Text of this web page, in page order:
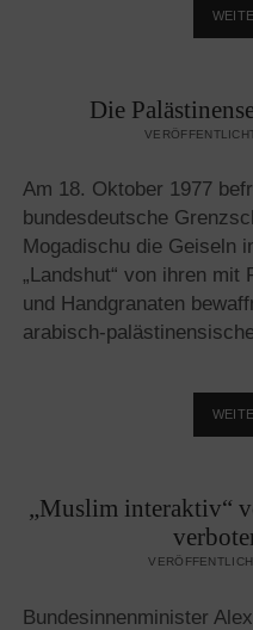
Die
Am 18. Oktober 1977
bundesdeutsche
Mogadischu die Geiseln
„Landshut“ von ihren
und Handgranaten
arabisch-
„Muslim interaktiv“
Bundesinnenminister